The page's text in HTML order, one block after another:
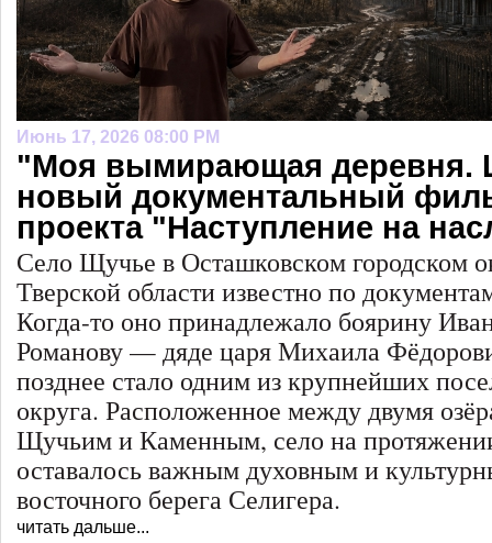
Июнь 17, 2026 08:00 PM
"Моя вымирающая деревня.
новый документальный
проекта "Наступление на
Село Щучье в Осташковском городском
Тверской области известно по
Когда-то оно принадлежало боярину
Романову — дяде царя Михаила
позднее стало одним из крупнейших
округа. Расположенное между двумя
Щучьим и Каменным, село на
оставалось важным духовным и
восточного берега Селигера.
читать дальше...